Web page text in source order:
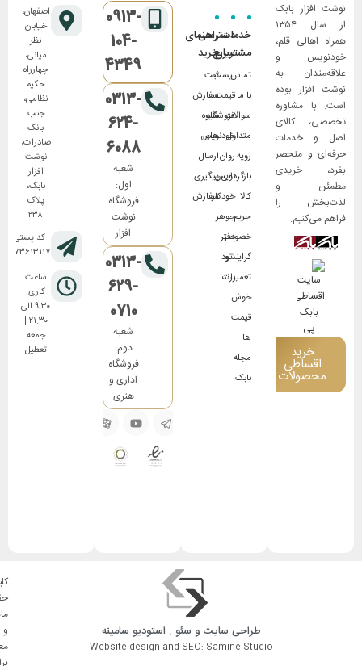
نوشت افزار بابک
از سال ۱۳۵۴
همراه اهالی قلم،
خودنویس و
علاقه‌مندان به
نوشت افزار بوده
است. با مشاوره
تخصصی، کالای
اصل و خدمات
حرفه‌ای و منحصر
بفرد، خریدی
مطمئن و
لذت‌بخش را
فراهم می‌کنیم.
خرید
اقساطی
محصولات
خدمات
مشتریان
تماس
با ما
سوالات
متداول
رویه
بازگردانی
کالا
حریم
خصوصی
گرایند و
تعمیرات
خوش
قیمت
ها
مجله
بابک
دسترسی
سریع
لیست
قیمت
فروشگاه
خودنویس
روان
نویس
خودکار
جوهر
دفتر
اتود
برند
راهنمای
خرید
ثبت
سفارش
شیوه
های
ارسال
پیگیری
سفارش
0913-
104-
4349
0313-
624-
6088
شعبه
اول:
فروشگاه
نوشت
افزار
0313-
629-
0710
شعبه
دوم:
فروشگاه
اداری و
هنری
اصفهان،
خیابان
نظر
میانی،
چهارراه
حکیم
نظامی،
جنب
بانک
صادرات،
نوشت
افزار
بابک،
پلاک
۲۳۸
کد پستی:
۸۱۷۳۶۱۳۱۱۷
ساعت
کاری:
۹:۳۰ الی
۲۱:۳۰ |
جمعه
تعطیل
طراحی سایت و سئو : استودیو سامینه
Website design and SEO: Samine Studio
و